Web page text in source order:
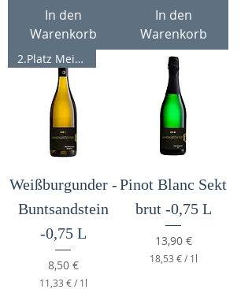
3
€
r
o
1
L
t
e
r
In den
Warenkorb
0
€
r
o
1
L
i
t
e
r
In den
Warenkorb
2.Platz Meininger PinotPreis24
Weißburgunder -
Buntsandstein
-0,75 L
Preis
8,50 €
11,33 € / 1l
Pinot Blanc Sekt
brut -0,75 L
Preis
13,90 €
18,53 € / 1l